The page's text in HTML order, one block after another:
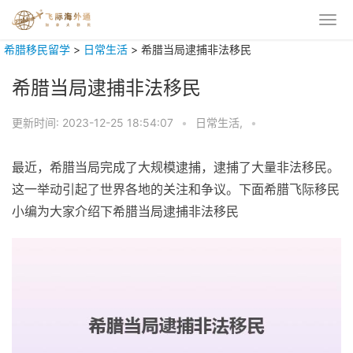
希腊移民留学 > 日常生活 > 希腊当局逮捕非法移民
希腊当局逮捕非法移民
更新时间: 2023-12-25 18:54:07 • 日常生活, •
最近，希腊当局完成了大规模逮捕，逮捕了大量非法移民。
这一举动引起了世界各地的关注和争议。下面希腊飞际移民
小编为大家介绍下希腊当局逮捕非法移民